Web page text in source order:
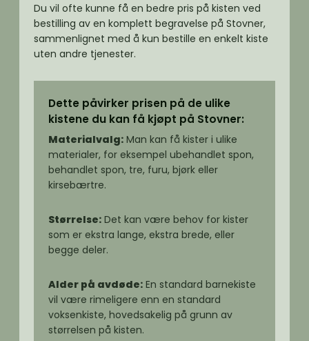
Du vil ofte kunne få en bedre pris på kisten ved
bestilling av en komplett begravelse på Stovner,
sammenlignet med å kun bestille en enkelt kiste
uten andre tjenester.
Dette påvirker prisen på de ulike
kistene du kan få kjøpt på Stovner:
Materialvalg: Man kan få kister i ulike
materialer, for eksempel ubehandlet spon,
behandlet spon, tre, furu, bjørk eller
kirsebærtre.
Størrelse: Det kan være behov for kister
som er ekstra lange, ekstra brede, eller
begge deler.
Alder på avdøde: En standard barnekiste
vil være rimeligere enn en standard
voksenkiste, hovedsakelig på grunn av
størrelsen på kisten.